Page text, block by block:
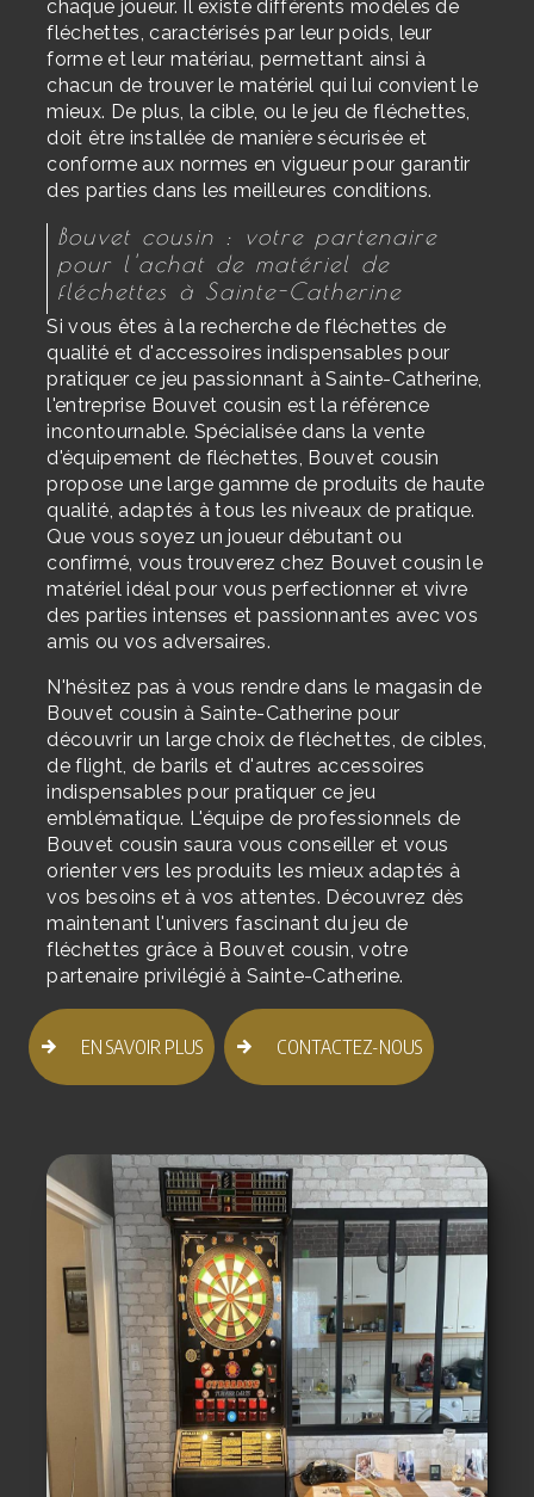
chaque joueur. Il existe différents modèles de
fléchettes, caractérisés par leur poids, leur
forme et leur matériau, permettant ainsi à
chacun de trouver le matériel qui lui convient le
mieux. De plus, la cible, ou le jeu de fléchettes,
doit être installée de manière sécurisée et
conforme aux normes en vigueur pour garantir
des parties dans les meilleures conditions.
Bouvet cousin : votre partenaire
pour l'achat de matériel de
fléchettes à Sainte-Catherine
Si vous êtes à la recherche de fléchettes de
qualité et d'accessoires indispensables pour
pratiquer ce jeu passionnant à Sainte-Catherine,
l'entreprise Bouvet cousin est la référence
incontournable. Spécialisée dans la vente
d'équipement de fléchettes, Bouvet cousin
propose une large gamme de produits de haute
qualité, adaptés à tous les niveaux de pratique.
Que vous soyez un joueur débutant ou
confirmé, vous trouverez chez Bouvet cousin le
matériel idéal pour vous perfectionner et vivre
des parties intenses et passionnantes avec vos
amis ou vos adversaires.
N'hésitez pas à vous rendre dans le magasin de
Bouvet cousin à Sainte-Catherine pour
découvrir un large choix de fléchettes, de cibles,
de flight, de barils et d'autres accessoires
indispensables pour pratiquer ce jeu
emblématique. L'équipe de professionnels de
Bouvet cousin saura vous conseiller et vous
orienter vers les produits les mieux adaptés à
vos besoins et à vos attentes. Découvrez dès
maintenant l'univers fascinant du jeu de
fléchettes grâce à Bouvet cousin, votre
partenaire privilégié à Sainte-Catherine.
EN SAVOIR PLUS CONTACTEZ-NOUS